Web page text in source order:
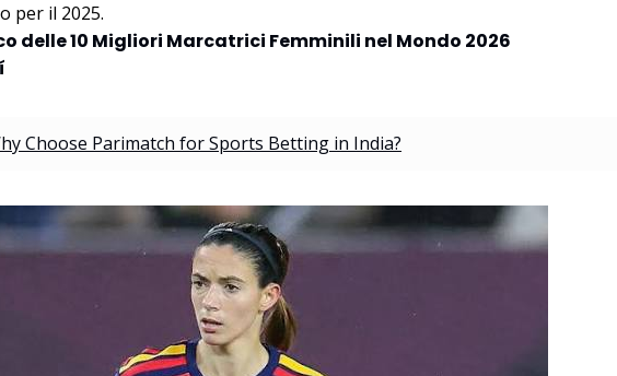
per il 2025.
delle 10 Migliori Marcatrici Femminili nel Mondo 2026
Choose Parimatch for Sports Betting in India?